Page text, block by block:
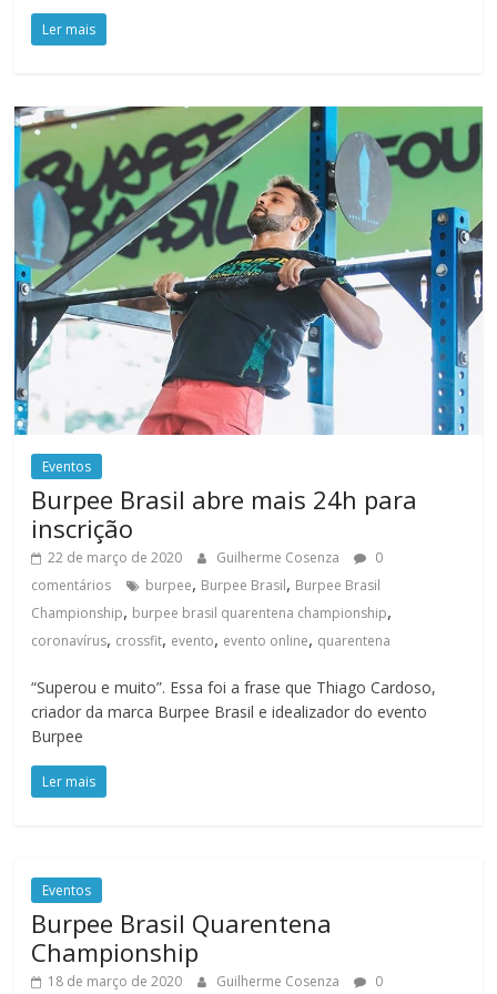
Ler mais
Eventos
Burpee Brasil abre mais 24h para
inscrição
22 de março de 2020 Guilherme Cosenza
0
comentários
burpee, Burpee Brasil, Burpee Brasil
Championship, burpee brasil quarentena championship,
coronavírus, crossfit, evento, evento online, quarentena
“Superou e muito”. Essa foi a frase que Thiago Cardoso,
criador da marca Burpee Brasil e idealizador do evento
Burpee
Ler mais
Eventos
Burpee Brasil Quarentena
Championship
18 de março de 2020 Guilherme Cosenza 0